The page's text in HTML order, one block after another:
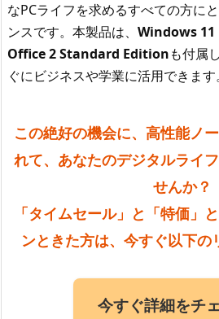
なPCライフを求めるすべての方に
ンスです。本製品は、 Windows 11
Office 2 Standard Editionも付属
ぐにビジネスや学業に活用できます。
この絶好の機会に、高性能ノ
れて、あなたのデジタルライ
せんか？
「タイムセール」 と「特価 」
ンときた方は、今すぐ以下の
今すぐ詳細をチ